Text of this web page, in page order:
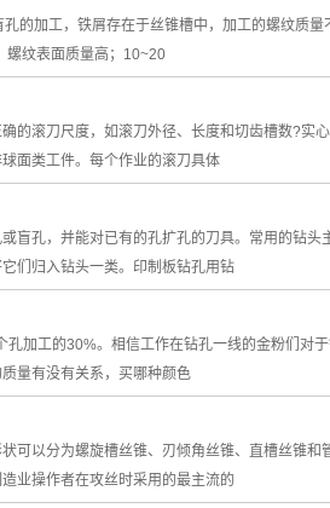
的加工，铁屑存在于丝锥槽中，加工的螺纹质
螺纹表面质量高；10~20
的滚刀尺度，如滚刀外径、长度和切齿槽数?实
面类工件。每个作业的滚刀具体
孔，并能对已有的孔扩孔的刀具。常用的钻头
们归入钻头一类。印制板钻孔用钻
加工的30%。相信工作在钻孔一线的金粉们对
量有没有关系，买哪种颜色
可以分为螺旋槽丝锥、刃倾角丝锥、直槽丝锥
业操作者在攻丝时采用的最主流的